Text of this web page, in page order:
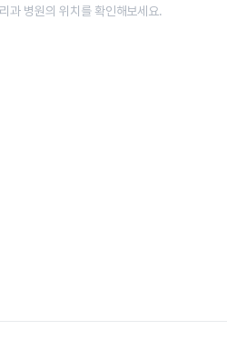
과 병원의 위치를 확인해보세요.